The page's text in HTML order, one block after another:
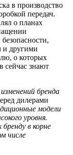
в производство
передач.
о планах
и другими
о которых
сейчас знают
бренда
дилерами
модели
уровня.
в корне
числе